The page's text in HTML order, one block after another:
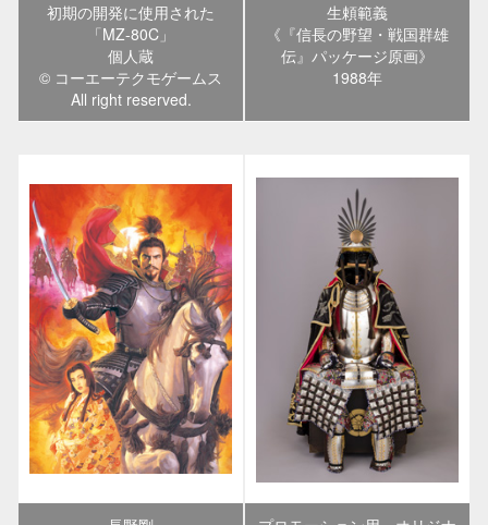
初期の開発に使用された
「MZ-80C」
個人蔵
© コーエーテクモゲームス
All right reserved.
生頼範義
《『信長の野望・戦国群雄
伝』パッケージ原画》
1988年